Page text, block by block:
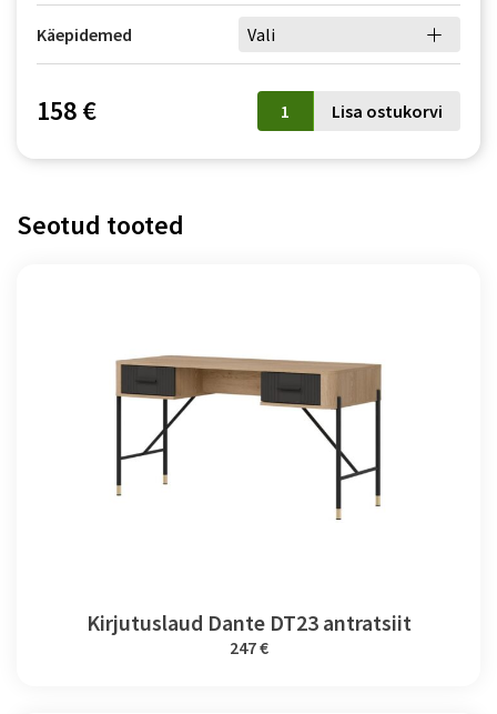
Käepidemed Vali
158 €
Öökapp
Dante
antratsiit
Lisa ostukorvi
Seotud tooted
Kirjutuslaud Dante DT23 antratsiit
247 €